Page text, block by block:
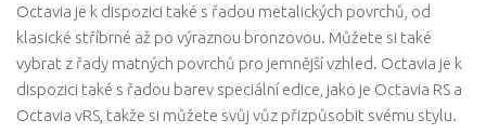
Octavia je k dispozici také s řadou metalických povrchů, od
klasické stříbrné až po výraznou bronzovou. Můžete si také
vybrat z řady matných povrchů pro jemnější vzhled. Octavia je k
dispozici také s řadou barev speciální edice, jako je Octavia RS a
Octavia vRS, takže si můžete svůj vůz přizpůsobit svému stylu.